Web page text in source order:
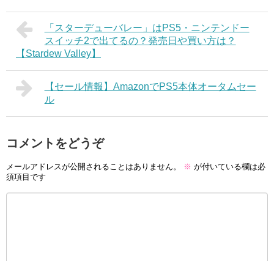
「スターデューバレー」はPS5・ニンテンドー
スイッチ2で出てるの？発売日や買い方は？
【Stardew Valley】
【セール情報】AmazonでPS5本体オータムセー
ル
コメントをどうぞ
メールアドレスが公開されることはありません。 ※ が付いている欄は必
須項目です